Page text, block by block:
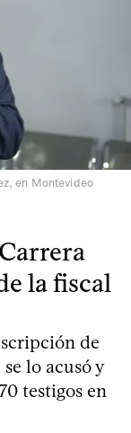
en Montevideo
la fiscal
de
lo acusó y
testigos en